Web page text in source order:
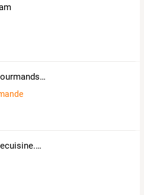
Bonheurs gourmands de Sophie
3morduesdecuisine.over-blog.fr